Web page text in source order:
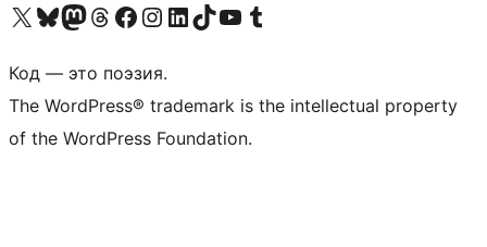
Посетите нас в X (ранее Twitter)
Посетите нашу учётную запись в Bluesky
Посетите нашу ленту в Mastodon
Посетите нашу учётную запись в Threads
Посетите нашу страницу на Facebook
Посетите наш Instagram
Посетите нашу страницу в LinkedIn
Посетите нашу учётную запись в TikTok
Посетите наш канал YouTube
Посетите нашу учётную запись в Tumblr
Код — это поэзия.
The WordPress® trademark is the intellectual property
of the WordPress Foundation.